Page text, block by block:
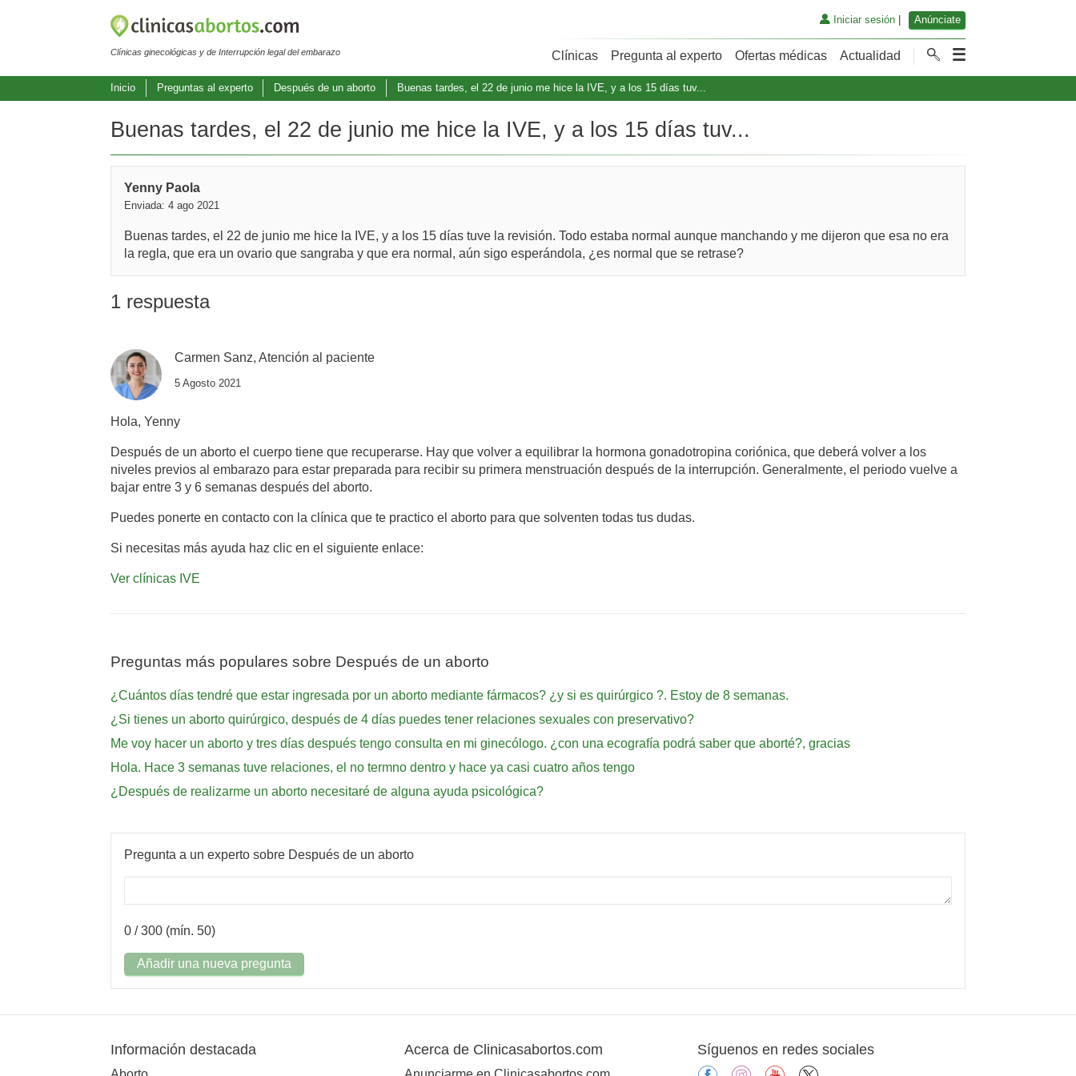
Clínicas ginecológicas y de Interrupción legal del embarazo
Iniciar sesión| Anúnciate
Clínicas Pregunta al experto Ofertas médicas Actualidad
Inicio Preguntas al experto Después de un aborto Buenas tardes, el 22 de junio me hice la IVE, y a los 15 días tuv...
Buenas tardes, el 22 de junio me hice la IVE, y a los 15 días tuv...
Yenny Paola
Enviada: 4 ago 2021
Buenas tardes, el 22 de junio me hice la IVE, y a los 15 días tuve la revisión. Todo estaba normal aunque manchando y me dijeron que esa no era
la regla, que era un ovario que sangraba y que era normal, aún sigo esperándola, ¿es normal que se retrase?
1 respuesta
Carmen Sanz, Atención al paciente
5 Agosto 2021
Hola, Yenny
Después de un aborto el cuerpo tiene que recuperarse. Hay que volver a equilibrar la hormona gonadotropina coriónica, que deberá volver a los
niveles previos al embarazo para estar preparada para recibir su primera menstruación después de la interrupción. Generalmente, el periodo vuelve a
bajar entre 3 y 6 semanas después del aborto.
Puedes ponerte en contacto con la clínica que te practico el aborto para que solventen todas tus dudas.
Si necesitas más ayuda haz clic en el siguiente enlace:
Ver clínicas IVE
Preguntas más populares sobre Después de un aborto
¿Cuántos días tendré que estar ingresada por un aborto mediante fármacos? ¿y si es quirúrgico ?. Estoy de 8 semanas.
¿Si tienes un aborto quirúrgico, después de 4 días puedes tener relaciones sexuales con preservativo?
Me voy hacer un aborto y tres días después tengo consulta en mi ginecólogo. ¿con una ecografía podrá saber que aborté?, gracias
Hola. Hace 3 semanas tuve relaciones, el no termno dentro y hace ya casi cuatro años tengo
¿Después de realizarme un aborto necesitaré de alguna ayuda psicológica?
Pregunta a un experto sobre Después de un aborto
0 / 300 (mín. 50)
Añadir una nueva pregunta
Información destacada Acerca de Clinicasabortos.com Síguenos en redes sociales